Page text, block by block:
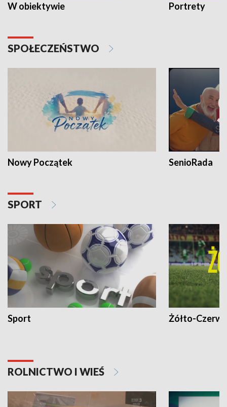
W obiektywie Portrety
SPOŁECZEŃSTWO
Nowy Początek SenioRada
SPORT
Sport Żółto-
ROLNICTWO I WIEŚ